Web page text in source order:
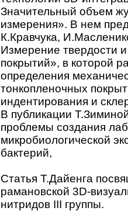
Значительный объем
измерения». В нем
К.Кравчука,
Измерение твердости
покрытий», в которой
определения
тонкопленочных
индентирования и
В публикации
проблемы создания
микробиологической
бактерий,
Статья T.Дайенга
рамановской 3D-
нитридов III группы.